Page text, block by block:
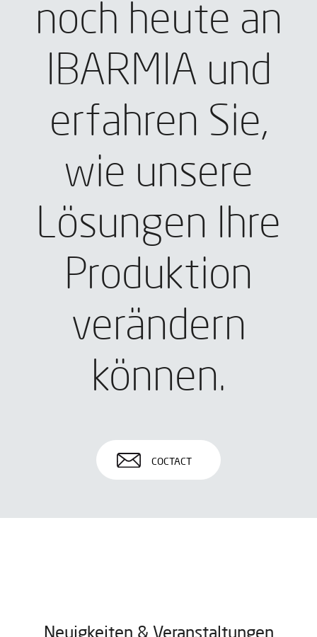
noch heute an
IBARMIA und
erfahren Sie,
wie unsere
Lösungen Ihre
Produktion
verändern
können.
COCTACT